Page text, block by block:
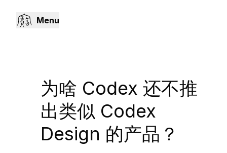
Menu
为啥 Codex 还不推
出类似 Codex
Design 的产品？